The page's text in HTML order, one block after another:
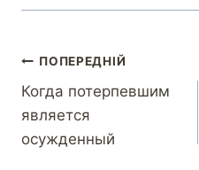
ПОПЕРЕДНІЙ
Когда потерпевшим
является
осужденный